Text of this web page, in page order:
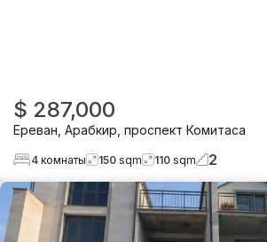
$ 287,000
Ереван Арабкир проспект Комитаса
4 комнаты 150 sqm 110 sqm 2